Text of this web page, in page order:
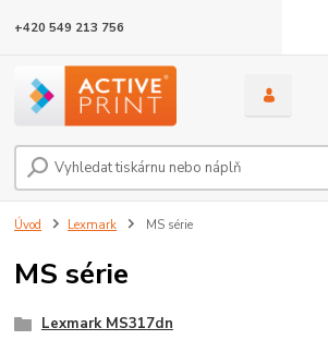
+420 549 213 756
Úvod Lexmark MS série
MS série
Lexmark MS317dn